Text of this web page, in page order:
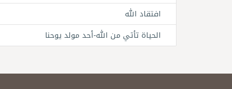
افتقاد الله
الحياة تأتي من الله-أحد مولد يوحنا